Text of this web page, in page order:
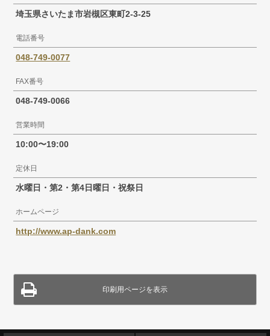
埼玉県さいたま市岩槻区東町2-3-25
電話番号
048-749-0077
FAX番号
048-749-0066
営業時間
10:00〜19:00
定休日
水曜日・第2・第4日曜日・祝祭日
ホームページ
http://www.ap-dank.com
印刷用ページを表示